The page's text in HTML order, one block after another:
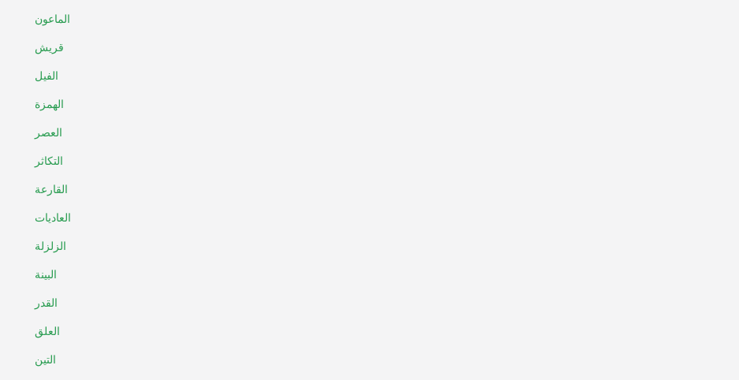
الماعون
قريش
الفيل
الهمزة
العصر
التكاثر
القارعة
العاديات
الزلزلة
البينة
القدر
العلق
التين